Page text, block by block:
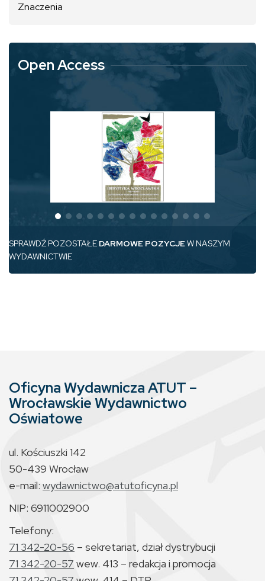
Znaczenia
Open Access
SPRAWDŹ POZOSTAŁE DARMOWE POZYCJEW NASZYM
WYDAWNICTWIE
Oficyna Wydawnicza ATUT –
Wrocławskie Wydawnictwo
Oświatowe
ul. Kościuszki 142
50-439 Wrocław
e-mail: wydawnictwo@atutoficyna.pl
NIP: 6911002900
Telefony:
71 342-20-56 – sekretariat, dział dystrybucji
71 342-20-57 wew. 413 – redakcja i promocja